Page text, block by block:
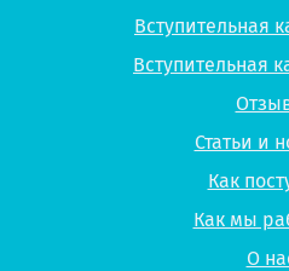
Вступительная
Вступительная
Статьи и
Как
Как мы
О